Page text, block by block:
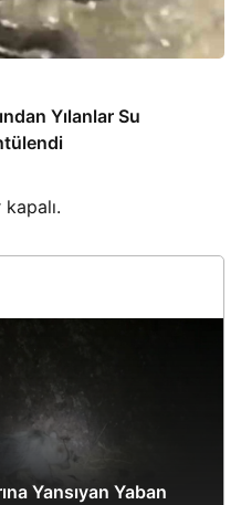
Yılanlar Su
Yansıyan Yaban